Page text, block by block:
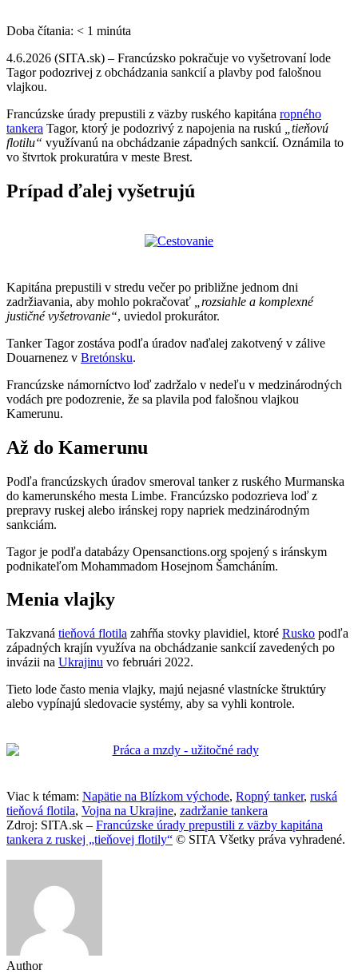
Doba čítania: < 1 minúta
4.6.2026 (SITA.sk) – Francúzsko pokračuje vo vyšetrovaní lode
Tagor podozrivej z obchádzania sankcií a plavby pod falošnou
vlajkou.
Francúzske úrady prepustili z väzby ruského kapitána ropného
tankera Tagor, ktorý je podozrivý z napojenia na ruskú
„tieňovú
flotilu“ využívanú na obchádzanie západných sankcií. Oznámila to
vo štvrtok prokuratúra v meste Brest.
Prípad ďalej vyšetrujú
Kapitána prepustili v stredu večer po približne jednom dni
zadržiavania, aby mohlo pokračovať
„rozsiahle a komplexné
justičné vyšetrovanie“, uviedol prokurátor.
Tanker Tagor zostáva podľa úradov naďalej zakotvený v zálive
Douarnenez v Bretónsku.
Francúzske námorníctvo loď zadržalo v nedeľu v medzinárodných
vodách pre podozrenie, že sa plavila pod falošnou vlajkou
Kamerunu.
Až do Kamerunu
Podľa francúzskych úradov smeroval tanker z ruského Murmanska
do kamerunského mesta Limbe. Francúzsko podozrieva loď z
prepravy ruskej alebo iránskej ropy napriek medzinárodným
sankciám.
Tagor je podľa databázy Opensanctions.org spojený s iránskym
podnikateľom Mohammadom Hosejnom Šamcháním.
Menia vlajky
Takzvaná tieňová flotila zahŕňa stovky plavidiel, ktoré Rusko podľa
západných krajín využíva na obchádzanie sankcií zavedených po
invázii na Ukrajinu vo februári 2022.
Tieto lode často menia vlajky, majú nejasné vlastnícke štruktúry
alebo vypínajú sledovacie systémy, aby sa vyhli kontrole.
Viac k témam: Napätie na Blízkom východe, Ropný tanker, ruská
tieňová flotila, Vojna na Ukrajine, zadržanie tankera
Zdroj: SITA.sk – Francúzske úrady prepustili z väzby kapitána
tankera z ruskej „tieňovej flotily“ © SITA Všetky práva vyhradené.
Author